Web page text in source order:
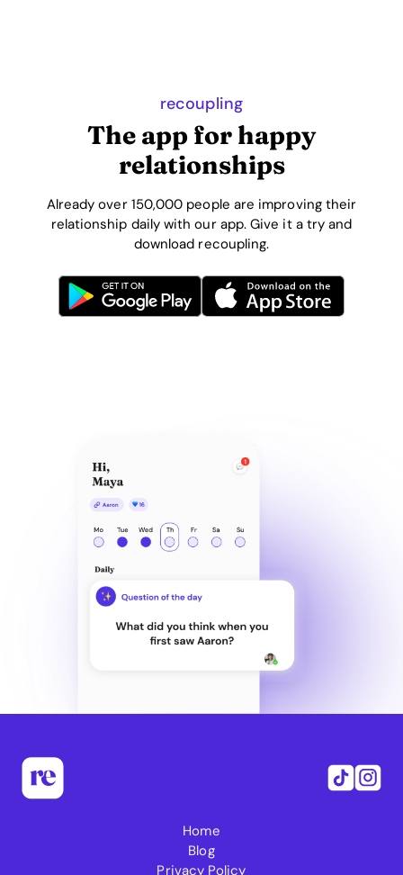
recoupling
The app for happy
relationships
Already over 150,000 people are improving their
relationship daily with our app. Give it a try and
download recoupling.
Home
Blog
Privacy Policy